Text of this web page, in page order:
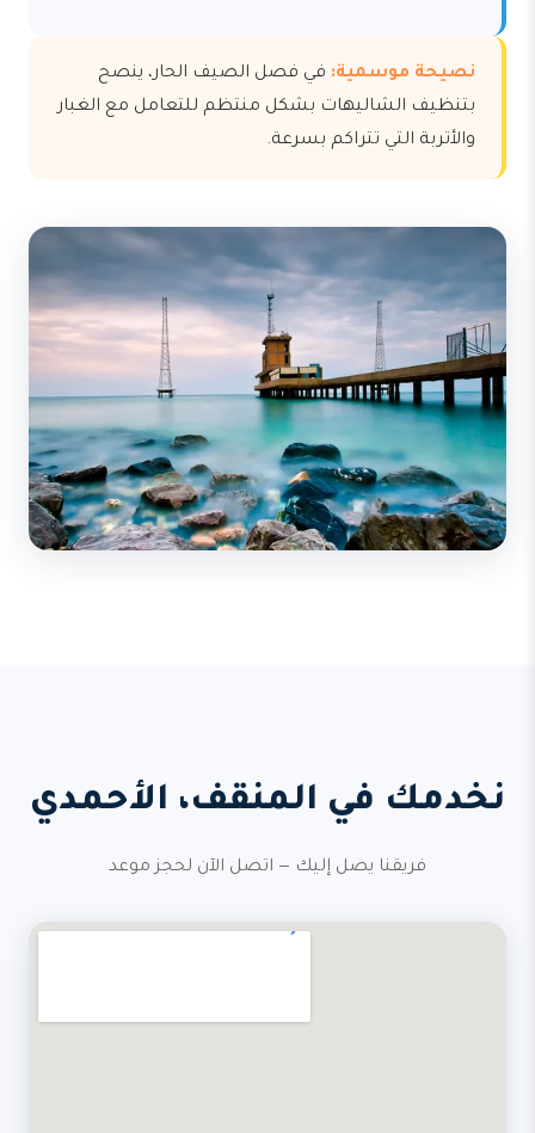
نصيحة موسمية: في فصل الصيف الحار، ينصح
بتنظيف الشاليهات بشكل منتظم للتعامل مع الغبار
والأتربة التي تتراكم بسرعة.
نخدمك في المنقف، الأحمدي
فريقنا يصل إليك — اتصل الآن لحجز موعد